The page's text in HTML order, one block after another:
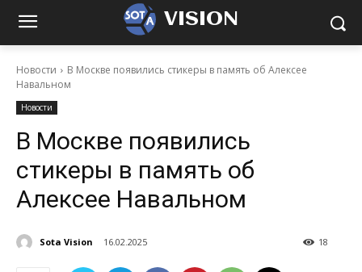
VISION
Новости
В Москве появились стикеры в память об Алексее
Навальном
Новости
В Москве появились
стикеры в память об
Алексее Навальном
Sota Vision 16.02.2025 18